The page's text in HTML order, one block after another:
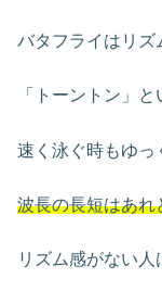
バタフライはリズ
「トーントン」
速く泳ぐ時もゆっ
波長の長短はあれ
リズム感がない人